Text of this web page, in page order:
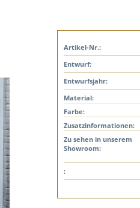
Artikel-Nr.:
Entwurf:
Entwurfsjahr:
Material:
Farbe:
Zusatzinformationen:
Zu sehen in unserem
Showroom:
: